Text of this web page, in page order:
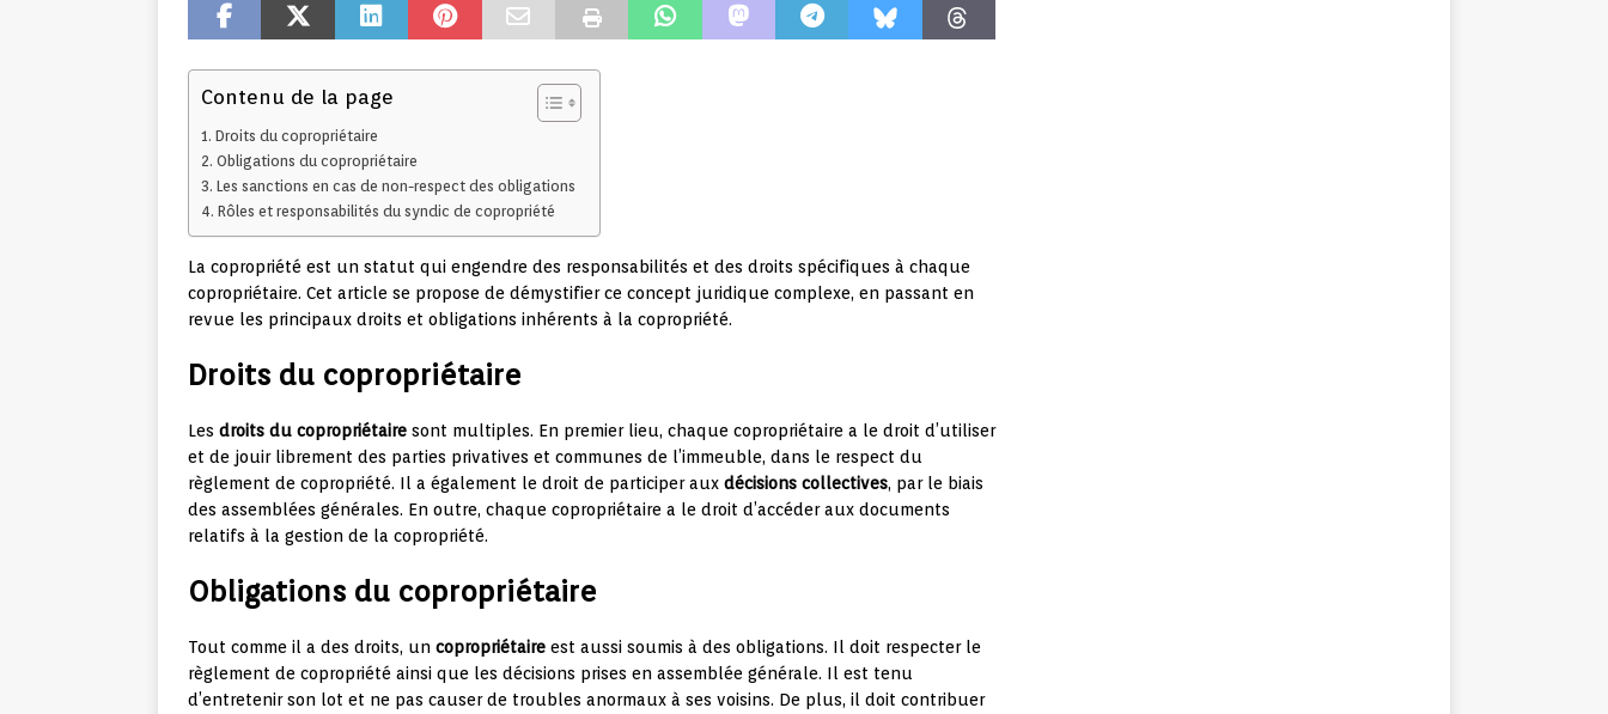
Contenu de la page
Droits du copropriétaire
Obligations du copropriétaire
Les sanctions en cas de non-respect des obligations
Rôles et responsabilités du syndic de copropriété
La copropriété est un statut qui engendre des responsabilités et des droits spécifiques à chaque
copropriétaire. Cet article se propose de démystifier ce concept juridique complexe, en passant en
revue les principaux droits et obligations inhérents à la copropriété.
Droits du copropriétaire
Les droits du copropriétaire sont multiples. En premier lieu, chaque copropriétaire a le droit d’utiliser
et de jouir librement des parties privatives et communes de l’immeuble, dans le respect du
règlement de copropriété. Il a également le droit de participer aux décisions collectives, par le biais
des assemblées générales. En outre, chaque copropriétaire a le droit d’accéder aux documents
relatifs à la gestion de la copropriété.
Obligations du copropriétaire
Tout comme il a des droits, un copropriétaire est aussi soumis à des obligations. Il doit respecter le
règlement de copropriété ainsi que les décisions prises en assemblée générale. Il est tenu
d’entretenir son lot et ne pas causer de troubles anormaux à ses voisins. De plus, il doit contribuer